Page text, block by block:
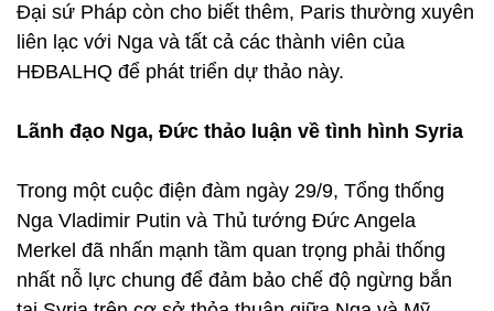
Đại sứ Pháp còn cho biết thêm, Paris thường xuyên
liên lạc với Nga và tất cả các thành viên của
HĐBALHQ để phát triển dự thảo này.
Lãnh đạo Nga, Đức thảo luận về tình hình Syria
Trong một cuộc điện đàm ngày 29/9, Tổng thống
Nga Vladimir Putin và Thủ tướng Đức Angela
Merkel đã nhấn mạnh tầm quan trọng phải thống
nhất nỗ lực chung để đảm bảo chế độ ngừng bắn